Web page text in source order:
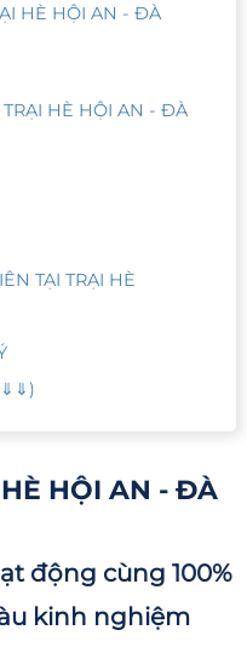
HÈ HỘI AN - ĐÀ
HÈ HỘI AN - ĐÀ
TẠI TRẠI HÈ
⇓⇓)
HỘI AN - ĐÀ
động cùng 100%
kinh nghiệm